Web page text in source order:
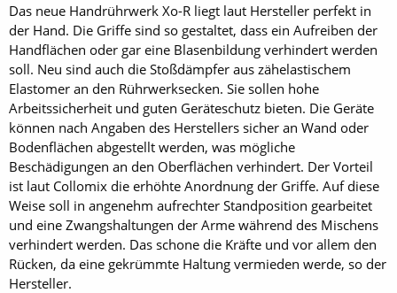
Das neue Handrührwerk Xo-R liegt laut Hersteller perfekt in
der Hand. Die Griffe sind so gestaltet, dass ein Aufreiben der
Handflächen oder gar eine Blasenbildung verhindert werden
soll. Neu sind auch die Stoßdämpfer aus zähelastischem
Elastomer an den Rührwerksecken. Sie sollen hohe
Arbeitssicherheit und guten Geräteschutz bieten. Die Geräte
können nach Angaben des Herstellers sicher an Wand oder
Bodenflächen abgestellt werden, was mögliche
Beschädigungen an den Oberflächen verhindert. Der Vorteil
ist laut Collomix die erhöhte Anordnung der Griffe. Auf diese
Weise soll in angenehm aufrechter Standposition gearbeitet
und eine Zwangshaltungen der Arme während des Mischens
verhindert werden. Das schone die Kräfte und vor allem den
Rücken, da eine gekrümmte Haltung vermieden werde, so der
Hersteller.